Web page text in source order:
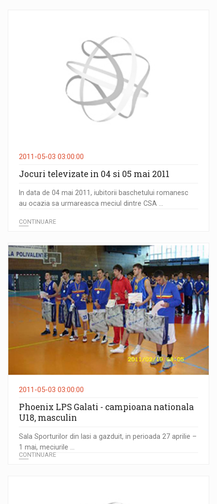
2011-05-03 03:00:00
Jocuri televizate in 04 si 05 mai 2011
In data de 04 mai 2011, iubitorii baschetului romanesc
au ocazia sa urmareasca meciul dintre CSA ...
CONTINUARE
2011-05-03 03:00:00
Phoenix LPS Galati - campioana nationala
U18, masculin
Sala Sporturilor din Iasi a gazduit, in perioada 27 aprilie –
1 mai, meciurile ...
CONTINUARE